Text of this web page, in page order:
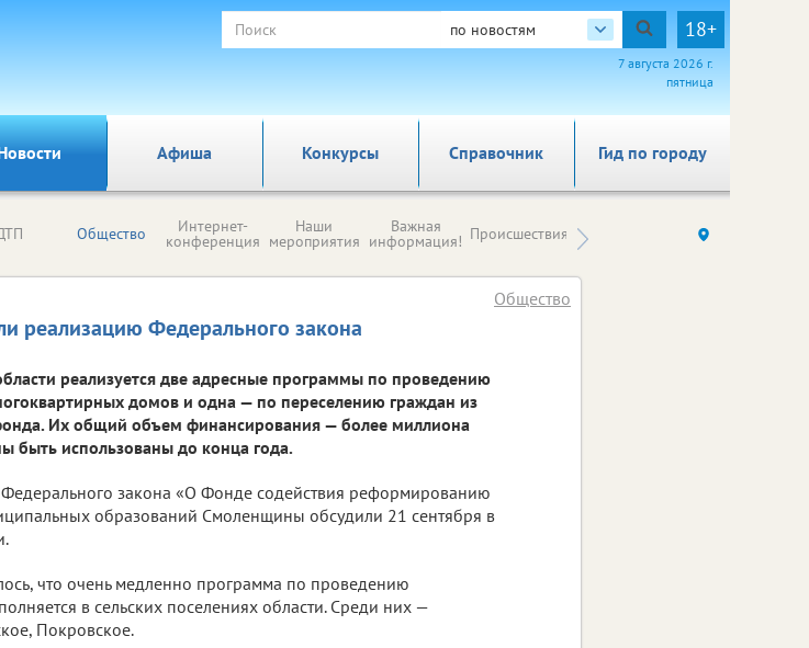
по новостям 18+
7 августа 2026 г.
пятница
Афиша Справочник Гид по городу
Конкурсы
Общество Интернет-
конференция
Наши
мероприятия
Важная
информация! Происшествия Здоровье компаний (на
реализацию Федерального закона
Общество
реализуется две адресные программы по проведению
домов и одна — по переселению граждан из
Их общий объем финансирования — более миллиона
быть использованы до конца года.
закона «О Фонде содействия реформированию
образований Смоленщины обсудили 21 сентября в
что очень медленно программа по проведению
в сельских поселениях области. Среди них —
Покровское.